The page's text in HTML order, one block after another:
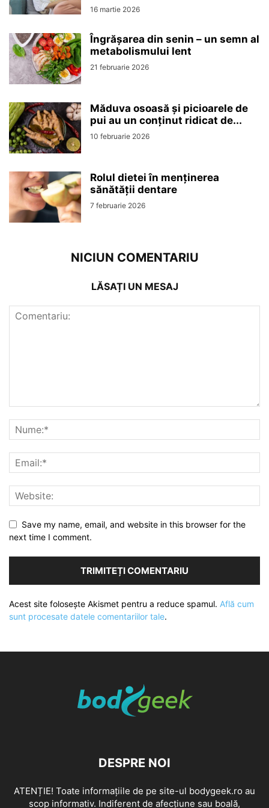
16 martie 2026
Îngrășarea din senin – un semn al
metabolismului lent
21 februarie 2026
Măduva osoasă și picioarele de
pui au un conținut ridicat de...
10 februarie 2026
Rolul dietei în menținerea
sănătății dentare
7 februarie 2026
NICIUN COMENTARIU
LĂSAȚI UN MESAJ
Save my name, email, and website in this browser for the
next time I comment.
Acest site folosește Akismet pentru a reduce spamul. Află cum
sunt procesate datele comentariilor tale.
DESPRE NOI
ATENȚIE! Toate informațiile de pe site-ul bodygeek.ro au
scop informativ. Indiferent de afecțiune sau boală,